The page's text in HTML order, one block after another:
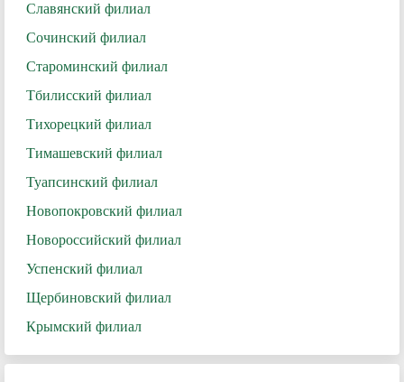
Славянский филиал
Сочинский филиал
Староминский филиал
Тбилисский филиал
Тихорецкий филиал
Тимашевский филиал
Туапсинский филиал
Новопокровский филиал
Новороссийский филиал
Успенский филиал
Щербиновский филиал
Крымский филиал